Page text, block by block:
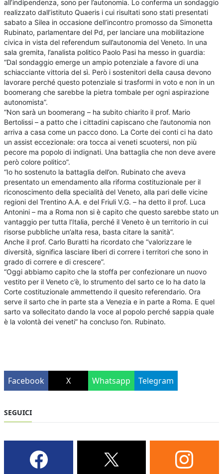
all’indipendenza, sono per l’autonomia. Lo conferma un sondaggio
realizzato dall’istituto Quaeris i cui risultati sono stati presentati
sabato a Silea in occasione dell’incontro promosso da Simonetta
Rubinato, parlamentare del Pd, per lanciare una mobilitazione
civica in vista del referendum sull’autonomia del Veneto. In una
sala gremita, l’analista politico Paolo Pasi ha messo in guardia:
“Dal sondaggio emerge un ampio potenziale a favore di una
schiacciante vittoria del sì. Però i sostenitori della causa devono
lavorare perché questo potenziale si trasformi in voto e non in un
boomerang che sarebbe la pietra tombale per ogni aspirazione
autonomista”.
“Non sarà un boomerang – ha subito chiarito il prof. Mario
Bertolissi – a patto che i cittadini capiscano che l’autonomia non
arriva a casa come un pacco dono. La Corte dei conti ci ha dato
un assist eccezionale: ora tocca ai veneti scuotersi, non più
pecore ma popolo di indignati. Una battaglia che non deve avere
però colore politico”.
“Io ho sostenuto la battaglia dell’on. Rubinato che aveva
presentato un emendamento alla riforma costituzionale per il
riconoscimento della specialità del Veneto, alla pari delle vicine
regioni del Trentino A.A. e del Friuli V.G. – ha detto il prof. Luca
Antonini – ma a Roma non si è capito che questo sarebbe stato un
vantaggio per tutta l’Italia, perché il Veneto è un territorio in cui
risorse pubbliche un’alta resa, basta citare la sanità”.
Anche il prof. Carlo Buratti ha ricordato che “valorizzare le
diversità, significa lasciare liberi di correre i territori che sono in
grado di correre e di crescere”.
“Oggi abbiamo capito che la stoffa per confezionare un nuovo
vestito per il Veneto c’è, lo strumento del sarto ce lo ha dato la
Corte costituzionale ammettendo il quesito referendario. Ora
serve il sarto che in parte sta a Venezia e in parte a Roma. E quel
sarto va sollecitato dando la voce al popolo perché sappia quale
è la volontà dei veneti” ha concluso l’on. Rubinato.
Facebook X Whatsapp Telegram
SEGUICI